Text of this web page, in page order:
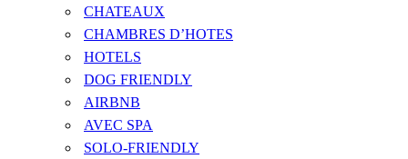
CHATEAUX
CHAMBRES D’HOTES
HOTELS
DOG FRIENDLY
AIRBNB
AVEC SPA
SOLO-FRIENDLY